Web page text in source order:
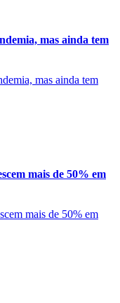
mas ainda tem
mais de 50% em